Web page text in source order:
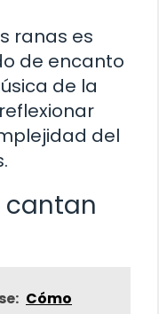
ranas es
de encanto
de la
del
cantan
Cómo